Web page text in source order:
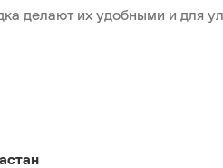
делают их удобными и для